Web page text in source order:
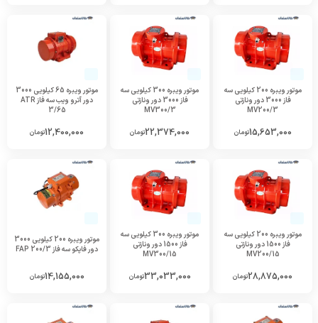
موتور ویبره 200 کیلویی سه
فاز 3000 دور ونازتی
MV200/3
15,653,000تومان
موتور ویبره 300 کیلویی سه
فاز 3000 دور ونازتی
MV300/3
22,374,000تومان
موتور ویبره 65 کیلویی 3000
دور آترو ویب سه فاز ATR
3/65
12,400,000تومان
موتور ویبره 200 کیلویی سه
فاز 1500 دور ونازتی
MV200/15
28,875,000تومان
موتور ویبره 300 کیلویی سه
فاز 1500 دور ونازتی
MV300/15
33,033,000تومان
موتور ویبره 200 کیلویی 3000
دور فاپکو سه فاز FAP 200/3
14,155,000تومان